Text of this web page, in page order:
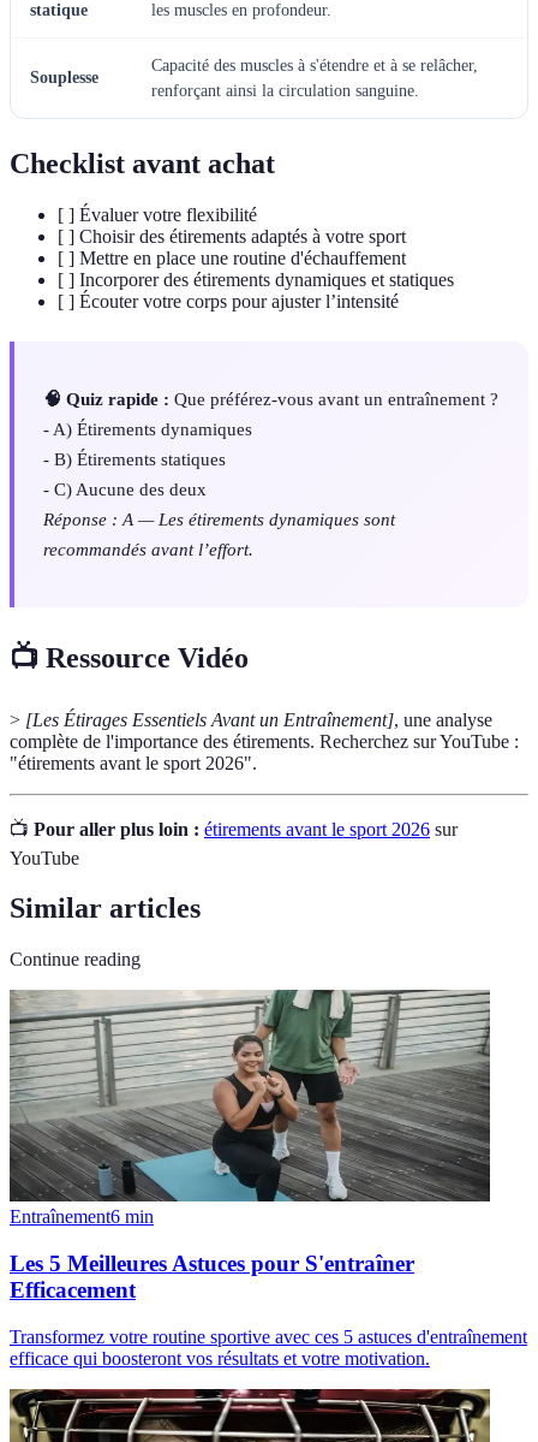
statique
les muscles en profondeur.
Souplesse
Capacité des muscles à s'étendre et à se relâcher,
renforçant ainsi la circulation sanguine.
Checklist avant achat
[ ] Évaluer votre flexibilité
[ ] Choisir des étirements adaptés à votre sport
[ ] Mettre en place une routine d'échauffement
[ ] Incorporer des étirements dynamiques et statiques
[ ] Écouter votre corps pour ajuster l’intensité
🧠 Quiz rapide : Que préférez-vous avant un entraînement ?
- A) Étirements dynamiques
- B) Étirements statiques
- C) Aucune des deux
Réponse : A — Les étirements dynamiques sont
recommandés avant l’effort.
📺 Ressource Vidéo
> [Les Étirages Essentiels Avant un Entraînement], une analyse
complète de l'importance des étirements. Recherchez sur YouTube :
"étirements avant le sport 2026".
📺 Pour aller plus loin : étirements avant le sport 2026 sur
YouTube
Similar articles
Continue reading
Entraînement6 min
Les 5 Meilleures Astuces pour S'entraîner
Efficacement
Transformez votre routine sportive avec ces 5 astuces d'entraînement
efficace qui boosteront vos résultats et votre motivation.